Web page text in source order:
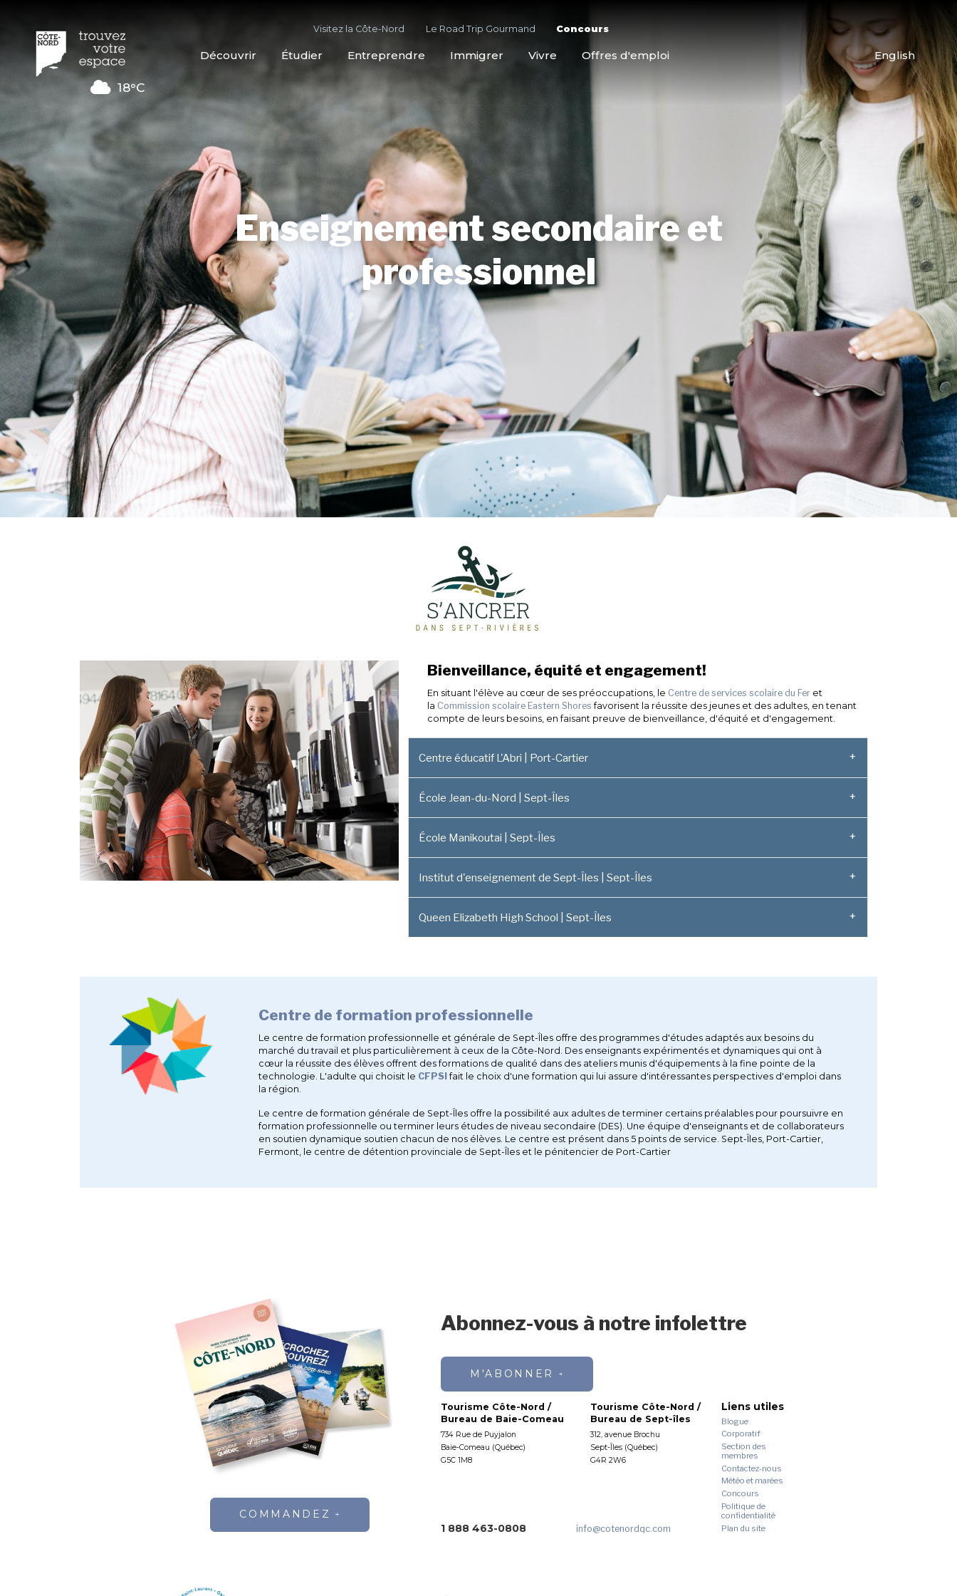
18°C
Visitez la Côte-Nord Le Road Trip Gourmand Concours
Découvrir Étudier Entreprendre Immigrer Vivre Offres d'emploi English
Enseignement secondaire et
professionnel
Bienveillance, équité et engagement!
En situant l'élève au cœur de ses préoccupations, le Centre de services scolaire du Fer et
la Commission scolaire Eastern Shores favorisent la réussite des jeunes et des adultes, en tenant
compte de leurs besoins, en faisant preuve de bienveillance, d'équité et d'engagement.
Centre éducatif L'Abri | Port-Cartier
École Jean-du-Nord | Sept-Îles
École Manikoutai | Sept-Îles
Institut d'enseignement de Sept-Îles | Sept-Îles
Queen Elizabeth High School | Sept-Îles
Centre de formation professionnelle
Le centre de formation professionnelle et générale de Sept-Îles offre des programmes d'études adaptés aux besoins du
marché du travail et plus particulièrement à ceux de la Côte-Nord. Des enseignants expérimentés et dynamiques qui ont à
cœur la réussite des élèves offrent des formations de qualité dans des ateliers munis d'équipements à la fine pointe de la
technologie. L'adulte qui choisit le CFPSI fait le choix d'une formation qui lui assure d'intéressantes perspectives d'emploi dans
la région.
Le centre de formation générale de Sept-Îles offre la possibilité aux adultes de terminer certains préalables pour poursuivre en
formation professionnelle ou terminer leurs études de niveau secondaire (DES). Une équipe d'enseignants et de collaborateurs
en soutien dynamique soutien chacun de nos élèves. Le centre est présent dans 5 points de service. Sept-Îles, Port-Cartier,
Fermont, le centre de détention provinciale de Sept-Îles et le pénitencier de Port-Cartier
COMMANDEZ
Abonnez-vous à notre infolettre
M'ABONNER
Tourisme Côte-Nord /
Bureau de Baie-Comeau
734 Rue de Puyjalon
Baie-Comeau (Québec)
G5C 1M8
Tourisme Côte-Nord /
Bureau de Sept-îles
312, avenue Brochu
Sept-Îles (Québec)
G4R 2W6
Liens utiles
Blogue
Corporatif
Section des
membres
Contactez-nous
Météo et marées
Concours
Politique de
confidentialité
Plan du site
1 888 463-0808 info@cotenordqc.com